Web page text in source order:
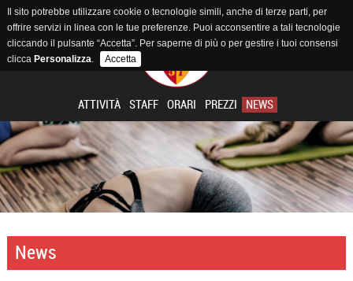
ATTIVITÀ STAFF ORARI PREZZI NEWS
News
Il sito potrebbe utilizzare cookie o tecnologie simili, anche di terze parti, per
offrire servizi in linea con le tue preferenze. Puoi acconsentire a tali tecnologie
cliccando il pulsante “Accetta”. Per saperne di più o per gestire i tuoi consensi
clicca Personalizza. Accetta